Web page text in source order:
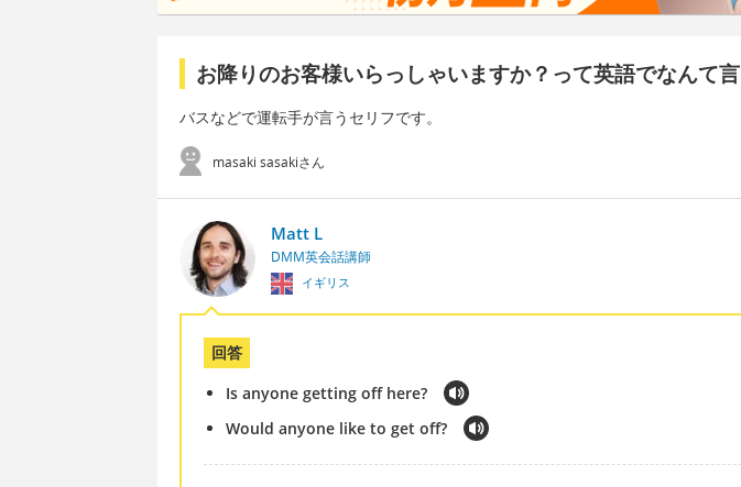
お降りのお客様いらっしゃいますか？って英語でなんて
バスなどで運転手が言うセリフです。
masaki sasakiさん
Matt L
DMM英会話講師
イギリス
回答
Is anyone getting off here?
Would anyone like to get off?